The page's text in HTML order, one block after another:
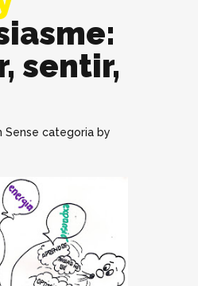
sentir,
Sense categoria by